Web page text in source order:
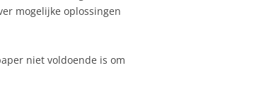
mogelijke oplossingen
niet voldoende is om